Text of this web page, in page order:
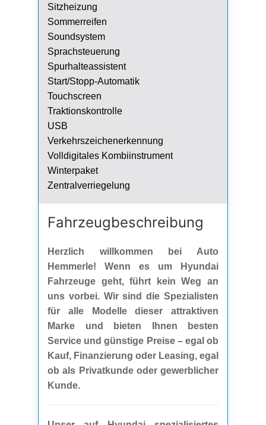
Sitzheizung
Sommerreifen
Soundsystem
Sprachsteuerung
Spurhalteassistent
Start/Stopp-Automatik
Touchscreen
Traktionskontrolle
USB
Verkehrszeichenerkennung
Volldigitales Kombiinstrument
Winterpaket
Zentralverriegelung
Fahrzeug­beschreibung
Herzlich willkommen bei Auto
Hemmerle! Wenn es um Hyundai
Fahrzeuge geht, führt kein Weg an
uns vorbei. Wir sind die Spezialisten
für alle Modelle dieser attraktiven
Marke und bieten Ihnen besten
Service und günstige Preise – egal ob
Kauf, Finanzierung oder Leasing, egal
ob als Privatkunde oder gewerblicher
Kunde.